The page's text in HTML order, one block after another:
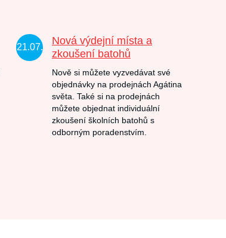
21.07.
Nová výdejní místa a
zkoušení batohů
Nově si můžete vyzvedávat své
objednávky na prodejnách Agátina
světa. Také si na prodejnách
můžete objednat individuální
zkoušení školních batohů s
odborným poradenstvím.